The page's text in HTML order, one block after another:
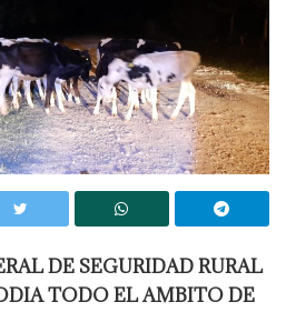
DE SEGURIDAD RURAL
TODO EL AMBITO DE